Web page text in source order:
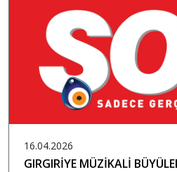
16.04.2026
GIRGIRİYE MÜZİKALİ